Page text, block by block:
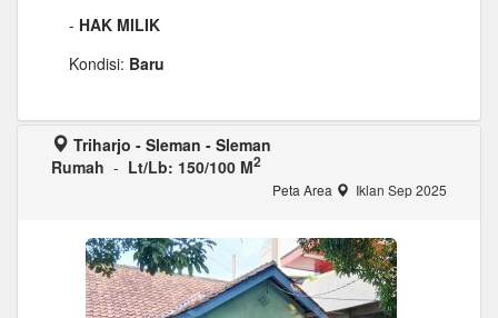
- HAK MILIK
Kondisi: Baru
Triharjo - Sleman - Sleman
Rumah - Lt/Lb: 150/100 M2
Peta Area Iklan Sep 2025